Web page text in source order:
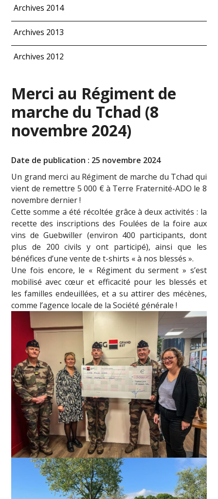
Archives 2014
Archives 2013
Archives 2012
Merci au Régiment de
marche du Tchad (8
novembre 2024)
Date de publication : 25 novembre 2024
Un grand merci au Régiment de marche du Tchad qui
vient de remettre 5 000 € à Terre Fraternité-ADO le 8
novembre dernier !
Cette somme a été récoltée grâce à deux activités : la
recette des inscriptions des Foulées de la foire aux
vins de Guebwiller (environ 400 participants, dont
plus de 200 civils y ont participé), ainsi que les
bénéfices d’une vente de t-shirts « à nos blessés ».
Une fois encore, le « Régiment du serment » s’est
mobilisé avec cœur et efficacité pour les blessés et
les familles endeuillées, et a su attirer des mécènes,
comme l’agence locale de la Société générale !